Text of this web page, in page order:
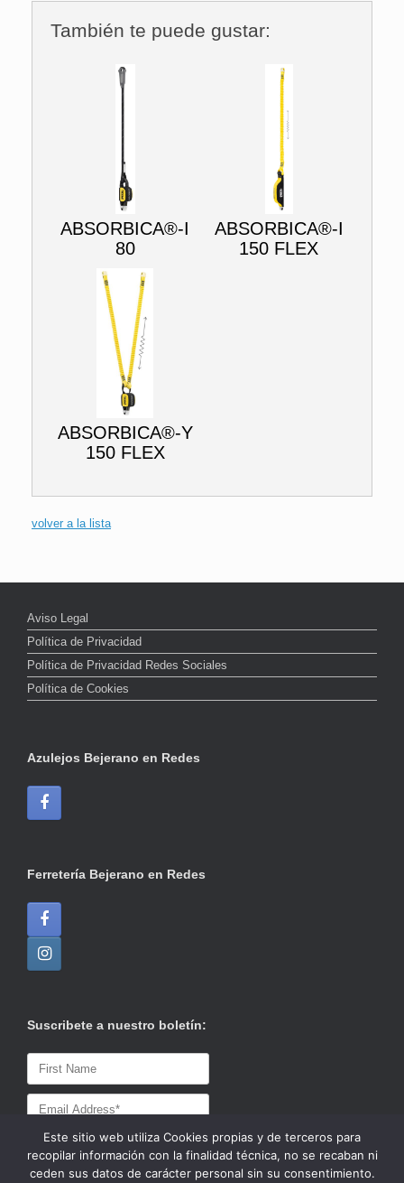
También te puede gustar:
ABSORBICA®-I
80
ABSORBICA®-I
150 FLEX
ABSORBICA®-Y
150 FLEX
volver a la lista
Aviso Legal
Política de Privacidad
Política de Privacidad Redes Sociales
Política de Cookies
Azulejos Bejerano en Redes
Ferretería Bejerano en Redes
Suscribete a nuestro boletín:
Este sitio web utiliza Cookies propias y de terceros para
recopilar información con la finalidad técnica, no se recaban ni
ceden sus datos de carácter personal sin su consentimiento.